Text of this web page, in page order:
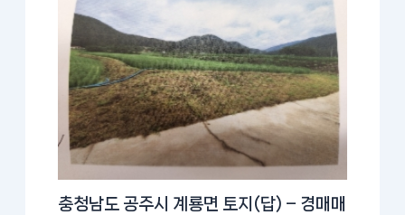
충청남도 공주시 계룡면 토지(답) – 경매매